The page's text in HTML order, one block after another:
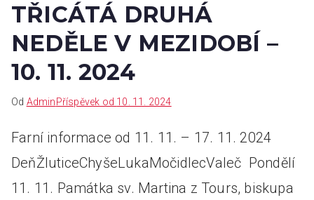
TŘICÁTÁ DRUHÁ
NEDĚLE V MEZIDOBÍ –
10. 11. 2024
Od AdminPříspěvek od 10. 11. 2024
Farní informace od 11. 11. – 17. 11. 2024
DeňŽluticeChyšeLukaMočidlecValeč Pondělí
11. 11. Památka sv. Martina z Tours, biskupa